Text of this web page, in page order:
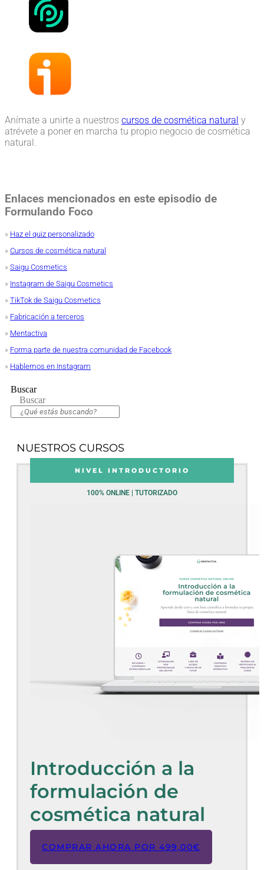
Anímate a unirte a nuestros cursos de cosmética natural y
atrévete a poner en marcha tu propio negocio de cosmética
natural.
Enlaces mencionados en este episodio de
Formulando Foco
» Haz el quiz personalizado
» Cursos de cosmética natural
» Saigu Cosmetics
» Instagram de Saigu Cosmetics
» TikTok de Saigu Cosmetics
» Fabricación a terceros
» Mentactiva
» Forma parte de nuestra comunidad de Facebook
» Hablemos en Instagram
Buscar
Buscar
NUESTROS CURSOS
NIVEL INTRODUCTORIO
100% ONLINE | TUTORIZADO
Introducción a la
formulación de
cosmética natural
COMPRAR AHORA POR 499,00€